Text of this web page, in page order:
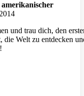
amerikanischer
und trau dich, den
die Welt zu entdecken